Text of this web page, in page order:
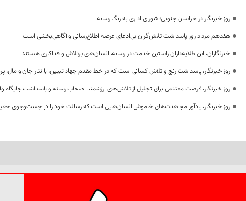
روز خبرنگار در خراسان جنوبی؛ شورای اداری به رنگ رسانه
هفدهم مرداد روز پاسداشت تلاش‌گران بی‌ادعای عرصه اطلاع‌رسانی و آگاهی‌بخشی است
خبرنگاران، این طلایه‌داران راستین خدمت در رسانه، انسان‌های پرتلاش و فداکاری هستند
روز خبرنگار، پاسداشت رنج و تلاش کسانی است که در خط مقدم جهاد تبیین، با نثار جان و
روز خبرنگار، فرصت مغتنمی برای تجلیل از تلاش‌های ارزشمند اصحاب رسانه و پاسداشت جایگاه
روز خبرنگار، یادآور مجاهدت‌های خاموش انسان‌هایی است که رسالت خود را در جست‌وجوی